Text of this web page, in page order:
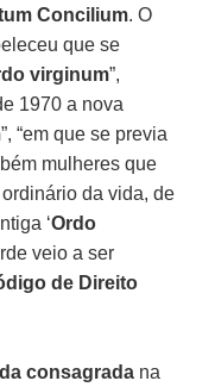
Concilium. O
que se
virginum”,
1970 a nova
”, “em que se previa
mulheres que
da vida, de
‘Ordo
veio a ser
de Direito
consagrada na